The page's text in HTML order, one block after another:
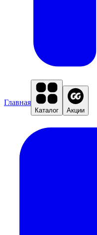
Главная
Каталог Акции